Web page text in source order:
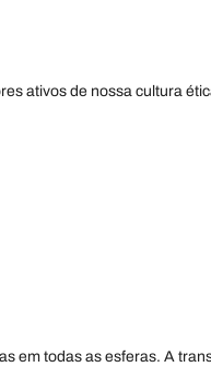
ativos de nossa cultura
em todas as esferas. A